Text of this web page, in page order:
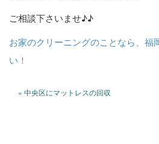
ご相談下さいませ♪♪
お家のクリーニングのことなら、福
い！
« 中央区にマットレスの回収